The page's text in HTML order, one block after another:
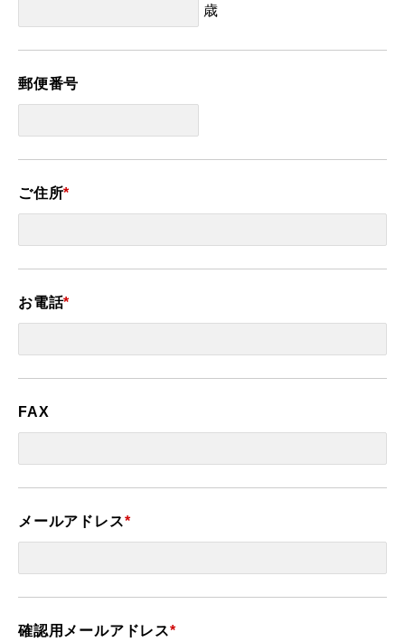
歳
郵便番号
ご住所*
お電話*
FAX
メールアドレス*
確認用メールアドレス*